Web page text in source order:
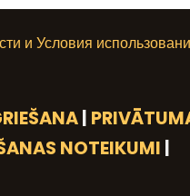
и Условия
NOTEIKUMI